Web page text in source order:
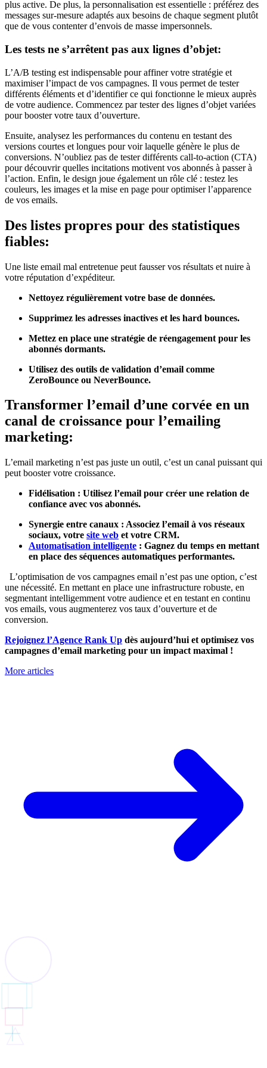
plus active. De plus, la personnalisation est essentielle : préférez des
messages sur-mesure adaptés aux besoins de chaque segment plutôt
que de vous contenter d’envois de masse impersonnels.
Les tests ne s’arrêtent pas aux lignes d’objet:
L’A/B testing est indispensable pour affiner votre stratégie et
maximiser l’impact de vos campagnes. Il vous permet de tester
différents éléments et d’identifier ce qui fonctionne le mieux auprès
de votre audience. Commencez par tester des lignes d’objet variées
pour booster votre taux d’ouverture.
Ensuite, analysez les performances du contenu en testant des
versions courtes et longues pour voir laquelle génère le plus de
conversions. N’oubliez pas de tester différents call-to-action (CTA)
pour découvrir quelles incitations motivent vos abonnés à passer à
l’action. Enfin, le design joue également un rôle clé : testez les
couleurs, les images et la mise en page pour optimiser l’apparence
de vos emails.
Des listes propres pour des statistiques
fiables:
Une liste email mal entretenue peut fausser vos résultats et nuire à
votre réputation d’expéditeur.
Nettoyez régulièrement votre base de données.
Supprimez les adresses inactives et les hard bounces.
Mettez en place une stratégie de réengagement pour les
abonnés dormants.
Utilisez des outils de validation d’email comme
ZeroBounce ou NeverBounce.
Transformer l’email d’une corvée en un
canal de croissance pour l’emailing
marketing:
L’email marketing n’est pas juste un outil, c’est un canal puissant qui
peut booster votre croissance.
Fidélisation : Utilisez l’email pour créer une relation de
confiance avec vos abonnés.
Synergie entre canaux : Associez l’email à vos réseaux
sociaux, votre site web et votre CRM.
Automatisation intelligente : Gagnez du temps en mettant
en place des séquences automatiques performantes.
L’optimisation de vos campagnes email n’est pas une option, c’est
une nécessité. En mettant en place une infrastructure robuste, en
segmentant intelligemment votre audience et en testant en continu
vos emails, vous augmenterez vos taux d’ouverture et de
conversion.
Rejoignez l’Agence Rank Up dès aujourd’hui et optimisez vos
campagnes d’email marketing pour un impact maximal !
More articles